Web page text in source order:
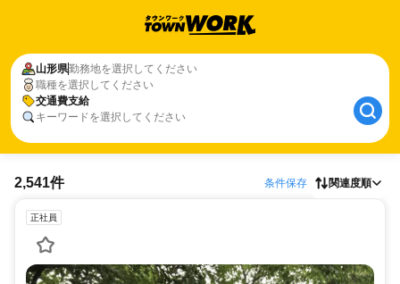
山形県勤務地を選択してください
職種を選択してください
交通費支給
キーワードを選択してください
2,541件 条件保存 関連度順
正社員